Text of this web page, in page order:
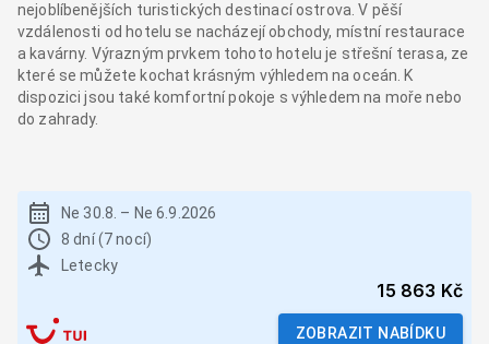
nejoblíbenějších turistických destinací ostrova. V pěší
vzdálenosti od hotelu se nacházejí obchody, místní restaurace
a kavárny. Výrazným prvkem tohoto hotelu je střešní terasa, ze
které se můžete kochat krásným výhledem na oceán. K
dispozici jsou také komfortní pokoje s výhledem na moře nebo
do zahrady.
Ne 30.8. – Ne 6.9.2026
8 dní (7 nocí)
Letecky
15 863 Kč
ZOBRAZIT NABÍDKU